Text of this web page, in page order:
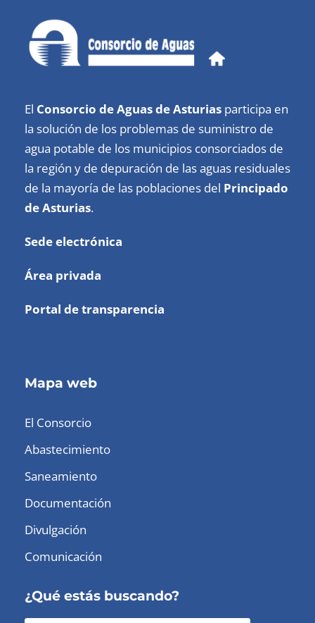
El Consorcio de Aguas de Asturias participa en
la solución de los problemas de suministro de
agua potable de los municipios consorciados de
la región y de depuración de las aguas residuales
de la mayoría de las poblaciones del Principado
de Asturias.
Sede electrónica
Área privada
Portal de transparencia
Mapa web
El Consorcio
Abastecimiento
Saneamiento
Documentación
Divulgación
Comunicación
¿Qué estás buscando?